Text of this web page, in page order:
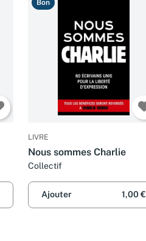
Bon
LIVRE
Nous sommes Charlie
Collectif
Ajouter 1,00 €